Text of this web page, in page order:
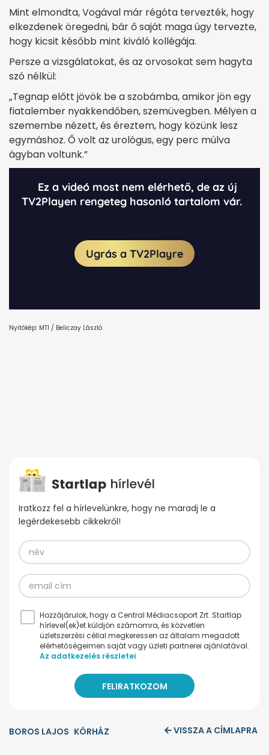
Mint elmondta, Vogával már régóta tervezték, hogy
elkezdenek öregedni, bár ő saját maga úgy tervezte,
hogy kicsit később mint kiváló kollégája.
Persze a vizsgálatokat, és az orvosokat sem hagyta
szó nélkül:
„Tegnap előtt jövök be a szobámba, amikor jön egy
fiatalember nyakkendőben, szemüvegben. Mélyen a
szemembe nézett, és éreztem, hogy közünk lesz
egymáshoz. Ő volt az urológus, egy perc múlva
ágyban voltunk.”
Nyitókép: MTI / Beliczay László
Iratkozz fel a hírlevelünkre, hogy ne maradj le a
legérdekesebb cikkekről!
Hozzájárulok, hogy a Central Médiacsoport Zrt. Startlap
hírlevel(ek)et küldjön számomra, és közvetlen
üzletszerzési céllal megkeressen az általam megadott
elérhetőségeimen saját vagy üzleti partnerei ajánlatával.
Az adatkezelés részletei
BOROS LAJOS KÓRHÁZ VISSZA A CÍMLAPRA